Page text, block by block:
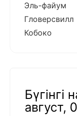
Эль-файум
Гловерсвилл
Кобоко
Бүгінгі
август,